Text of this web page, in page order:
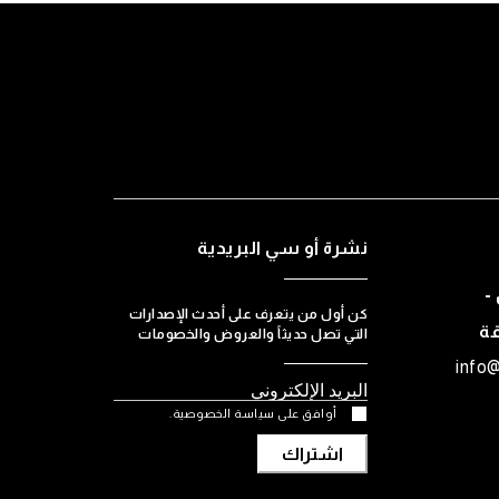
-
نشرة أو سي البريدية
كن أول من يتعرف على أحدث الإصدارات
التي تصل حديثاً والعروض والخصومات
أوافق على سياسة الخصوصية.
اشتراك